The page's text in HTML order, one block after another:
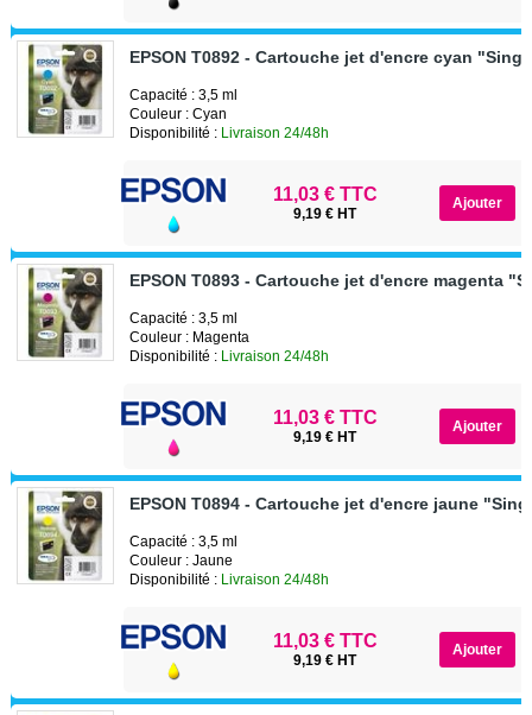
EPSON T0892 - Cartouche jet d'encre cyan
Capacité : 3,5 ml
Couleur : Cyan
Disponibilité : Livraison 24/48h
11,03 € TTC
9,19 € HT
EPSON T0893 - Cartouche jet d'encre magenta
Capacité : 3,5 ml
Couleur : Magenta
Disponibilité : Livraison 24/48h
11,03 € TTC
9,19 € HT
EPSON T0894 - Cartouche jet d'encre jaune
Capacité : 3,5 ml
Couleur : Jaune
Disponibilité : Livraison 24/48h
11,03 € TTC
9,19 € HT